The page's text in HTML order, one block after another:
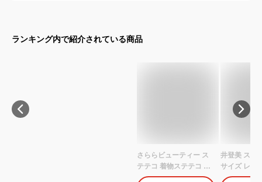
ランキング内で紹介されている商品
さららビューティー ス
テテコ 着物ステテコ レ
ディース 着物用ステテ
井登美 ステ
サイズ レデ
LLサイズ 女